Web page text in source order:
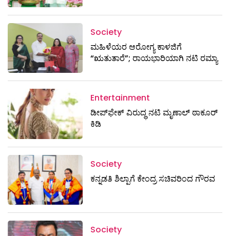
Society
ಮಹಿಳೆಯರ ಆರೋಗ್ಯ ಕಾಳಜಿಗೆ
“ಋತುತಾರೆ”; ರಾಯಭಾರಿಯಾಗಿ ನಟಿ ರಮ್ಯಾ
Entertainment
ಡೀಪ್‌ಫೇಕ್ ವಿರುದ್ಧ ನಟಿ ಮೃಣಾಲ್ ಠಾಕೂರ್
ಕಿಡಿ
Society
ಕನ್ನಡತಿ ಶಿಲ್ಪಾಗೆ ಕೇಂದ್ರ ಸಚಿವರಿಂದ ಗೌರವ
Society